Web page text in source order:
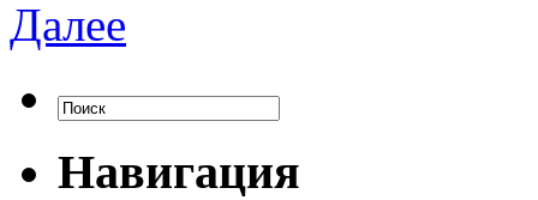
Далее
Навигация